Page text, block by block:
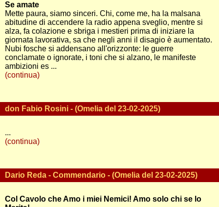
Se amate
Mette paura, siamo sinceri. Chi, come me, ha la malsana
abitudine di accendere la radio appena sveglio, mentre si
alza, fa colazione e sbriga i mestieri prima di iniziare la
giornata lavorativa, sa che negli anni il disagio è aumentato.
Nubi fosche si addensano all'orizzonte: le guerre
conclamate o ignorate, i toni che si alzano, le manifeste
ambizioni es ...
(continua)
don Fabio Rosini - (Omelia del 23-02-2025)
...
(continua)
Dario Reda - Commendario - (Omelia del 23-02-2025)
Col Cavolo che Amo i miei Nemici! Amo solo chi se lo